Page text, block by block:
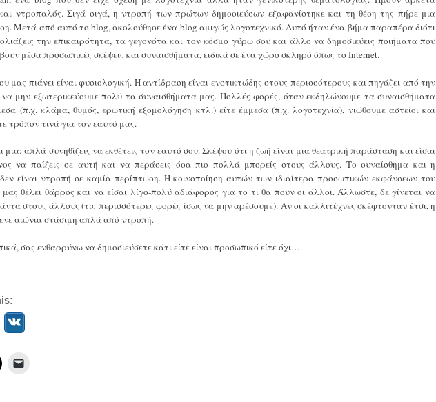
ντροπαλός. Σιγά σιγά, η ντροπή των πρώτων δημοσιεύσων εξαφανίστηκε και τη θέση της πήρε μια
Μετά από αυτό το blog, ακολούθησε ένα blog αμιγώς λογοτεχνικό. Αυτό ήταν ένα βήμα παραπέρα διότι
την επικαιρότητα, τα γεγονότα και τον κόσμο γύρω σου και άλλο να δημοσιεύεις ποιήματα που
μέσα προσωπικές σκέψεις και συναισθήματα, ειδικά σε ένα χώρο σκληρό όπως το Internet.
μας πιάνει είναι φυσιολογική. Η αντίδραση είναι ενστικτώδης στους περισσότερους και πηγάζει από την
μην εξωτερικεύουμε πολύ τα συναισθήματα μας. Πολλές φορές, όταν εκδηλώνουμε τα συναισθήματα
(π.χ. κλάμα, θυμός, ερωτική εξομολόγηση κτλ.) είτε έμμεσα (π.χ. λογοτεχνία), νιώθουμε αστείοι και
τρόπον τινά για τον εαυτό μας.
μια: απλά συνηθίζεις να εκθέτεις τον εαυτό σου. Σκέψου ότι η ζωή είναι μια θεατρική παράσταση και είσαι
να παίξεις σε αυτή και να περάσεις όσα πιο πολλά μπορείς στους άλλους. Το συναίσθημα και η
δεν είναι ντροπή σε καμία περίπτωση. Η κοινοποίηση αυτών των ιδιαίτερα προσωπικών εκφάνσεων του
θέλει θάρρος και να είσαι λίγο-πολύ αδιάφορος για το τι θα πουν οι άλλοι. Άλλωστε, δε γίνεται να
στους άλλους (τις περισσότερες φορές ίσως να μην αρέσουμε). Αν οι καλλιτέχνες σκέφτονταν έτσι, η
αιώνια στάσιμη απλά από ντροπή.
σας ενθαρρύνω να δημοσιεύσετε κάτι είτε είναι προσωπικό είτε όχι…